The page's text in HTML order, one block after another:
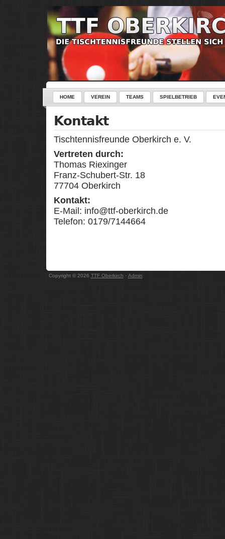
HOME VEREIN TEAMS SPIELBETRIEB
Kontakt
Tischtennisfreunde Oberkirch e. V.
Vertreten durch:
Thomas Riexinger
Franz-Schubert-Str. 18
77704 Oberkirch
Kontakt:
E-Mail: info@ttf-oberkirch.de
Telefon: 0179/7144664
Copyright © 2026 TTF Oberkirch · Admin